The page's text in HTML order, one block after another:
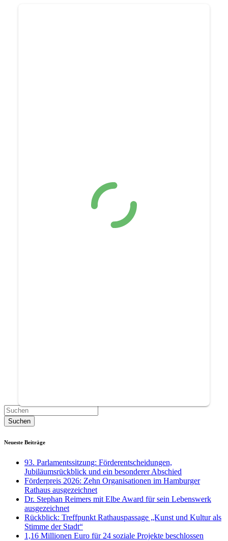
Neueste Beiträge
93. Parlamentssitzung: Förderentscheidungen,
Jubiläumsrückblick und ein besonderer Abschied
Förderpreis 2026: Zehn Organisationen im Hamburger
Rathaus ausgezeichnet
Dr. Stephan Reimers mit Elbe Award für sein Lebenswerk
ausgezeichnet
Rückblick: Treffpunkt Rathauspassage „Kunst und Kultur als
Stimme der Stadt“
1,16 Millionen Euro für 24 soziale Projekte beschlossen